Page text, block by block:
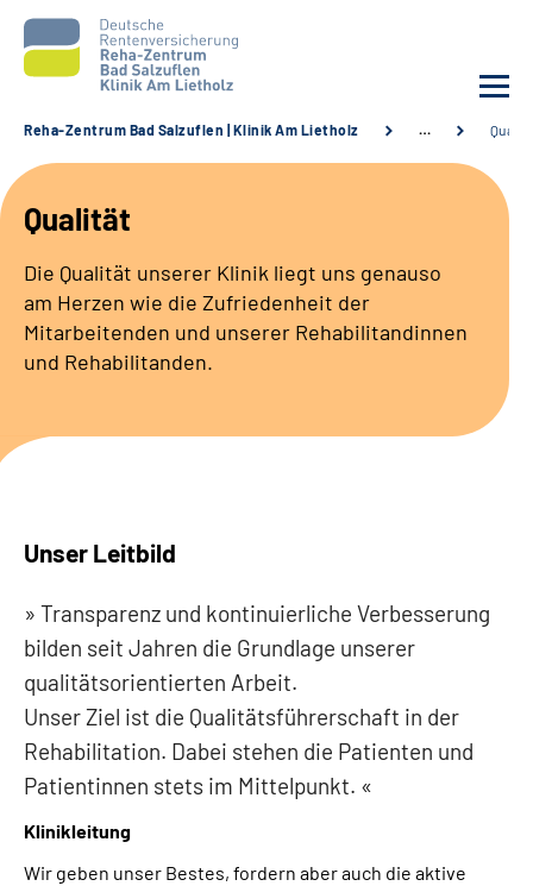
Unsere Klinik
Unsere Angebote
Service
Karriere
Sozialdienste & Zuweisende
Leichte Sprache
Gebärdensprache
Reha-Zentrum Bad Salzuflen | Klinik Am Lietholz …
Qualität
Die Qualität unserer Klinik liegt uns genauso
am Herzen wie die Zufriedenheit der
Mitarbeitenden und unserer Rehabilitandinnen
und Rehabilitanden.
Unser Leitbild
Transparenz und kontinuierliche Verbesserung
bilden seit Jahren die Grundlage unserer
qualitätsorientierten Arbeit.
Unser Ziel ist die Qualitätsführerschaft in der
Rehabilitation. Dabei stehen die Patienten und
Patientinnen stets im Mittelpunkt.
Klinikleitung
Wir geben unser Bestes, fordern aber auch die aktive